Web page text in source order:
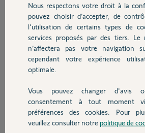
Chauffage
Autres produits
Devis avec un pro
Contact
Réponses
Bonjour,
je sais que la migration concerne les
Anonyme il y a plus de 7 ans
Nous respectons votre droit à la
pouvez choisir d’accepter, de
l'utilisation de certains types de
services proposés par des tiers. Le
n’affectera pas votre navigation
cependant votre expérience
optimale.
Vous pouvez changer d'avis
consentement à tout moment
préférences des cookies. Pour
veuillez consulter notre politique de